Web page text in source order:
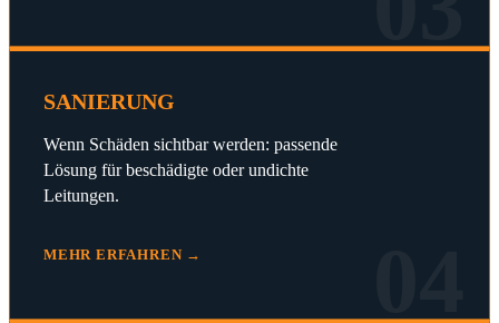
SANIERUNG
Wenn Schäden sichtbar werden: passende
Lösung für beschädigte oder undichte
Leitungen.
MEHR ERFAHREN →